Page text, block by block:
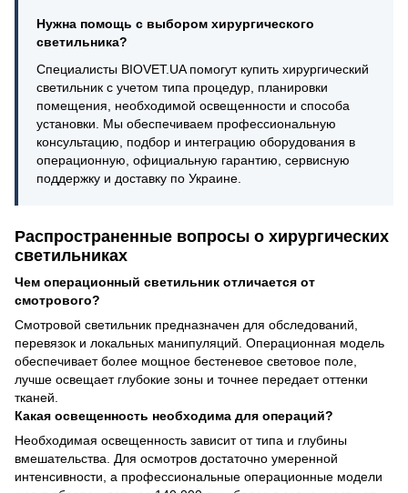
Нужна помощь с выбором хирургического
светильника?
Специалисты BIOVET.UA помогут купить хирургический
светильник с учетом типа процедур, планировки
помещения, необходимой освещенности и способа
установки. Мы обеспечиваем профессиональную
консультацию, подбор и интеграцию оборудования в
операционную, официальную гарантию, сервисную
поддержку и доставку по Украине.
Распространенные вопросы о хирургических
светильниках
Чем операционный светильник отличается от
смотрового?
Смотровой светильник предназначен для обследований,
перевязок и локальных манипуляций. Операционная модель
обеспечивает более мощное бестеневое световое поле,
лучше освещает глубокие зоны и точнее передает оттенки
тканей.
Какая освещенность необходима для операций?
Необходимая освещенность зависит от типа и глубины
вмешательства. Для осмотров достаточно умеренной
интенсивности, а профессиональные операционные модели